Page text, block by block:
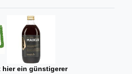
hier ein günstigerer